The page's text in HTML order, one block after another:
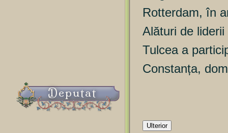
Deputat
Rotterdam, în
Alături de liderii
Tulcea a
Constanța,
Ulterior